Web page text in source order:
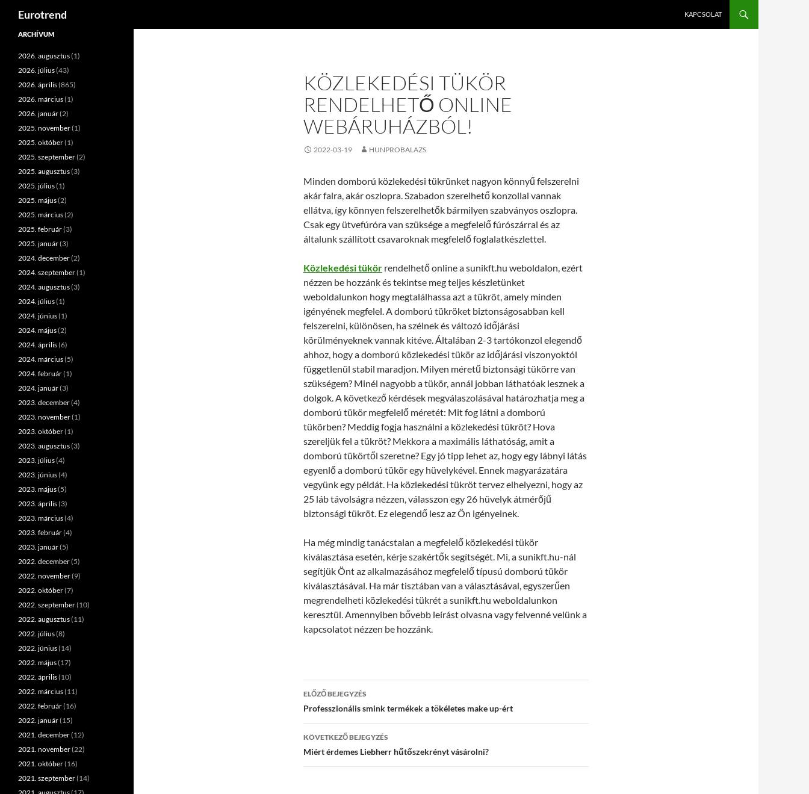
Kilépés
Eurotrend KAPCSOLAT
KÖZLEKEDÉSI TÜKÖR
RENDELHETŐ ONLINE
WEBÁRUHÁZBÓL!
2022-03-19 HUNPROBALAZS
Minden domború közlekedési tükrünket nagyon könnyű felszerelni
akár falra, akár oszlopra. Szabadon szerelhető konzollal vannak
ellátva, így könnyen felszerelhetők bármilyen szabványos oszlopra.
Csak egy ütvefúróra van szüksége a megfelelő fúrószárral és az
általunk szállított csavaroknak megfelelő foglalatkészlettel.
Közlekedési tükör rendelhető online a sunikft.hu weboldalon, ezért
nézzen be hozzánk és tekintse meg teljes készletünket
weboldalunkon hogy megtalálhassa azt a tükröt, amely minden
igényének megfelel. A domború tükröket biztonságosabban kell
felszerelni, különösen, ha szélnek és változó időjárási
körülményeknek vannak kitéve. Általában 2-3 tartókonzol elegendő
ahhoz, hogy a domború közlekedési tükör az időjárási viszonyoktól
függetlenül stabil maradjon. Milyen méretű biztonsági tükörre van
szükségem? Minél nagyobb a tükör, annál jobban láthatóak lesznek a
dolgok. A következő kérdések megválaszolásával határozhatja meg a
domború tükör megfelelő méretét: Mit fog látni a domború
tükörben? Meddig fogja használni a közlekedési tükröt? Hova
szereljük fel a tükröt? Mekkora a maximális láthatóság, amit a
domború tükörtől szeretne? Egy jó tipp lehet az, hogy egy lábnyi látás
egyenlő a domború tükör egy hüvelykével. Ennek magyarázatára
vegyünk egy példát. Ha közlekedési tükröt tervez elhelyezni, hogy az
25 láb távolságra nézzen, válasszon egy 26 hüvelyk átmérőjű
biztonsági tükröt. Ez elegendő lesz az Ön igényeinek.
Ha még mindig tanácstalan a megfelelő közlekedési tükör
kiválasztása esetén, kérje szakértők segítségét. Mi, a sunikft.hu-nál
segítjük Önt az alkalmazásához megfelelő típusú domború tükör
kiválasztásával. Ha már tisztában van a választásával, egyszerűen
megrendelheti közlekedési tükrét a sunikft.hu weboldalunkon
keresztül. Amennyiben bővebb leírást olvasna vagy felvenné velünk a
kapcsolatot nézzen be hozzánk.
Bejegyzés
navigáció
ELŐZŐ BEJEGYZÉS
Professzionális smink termékek a tökéletes make up-ért
KÖVETKEZŐ BEJEGYZÉS
Miért érdemes Liebherr hűtőszekrényt vásárolni?
ARCHÍVUM
2026. augusztus(1)
2026. július(43)
2026. április(865)
2026. március(1)
2026. január(2)
2025. november(1)
2025. október(1)
2025. szeptember(2)
2025. augusztus(3)
2025. július(1)
2025. május(2)
2025. március(2)
2025. február(3)
2025. január(3)
2024. december(2)
2024. szeptember(1)
2024. augusztus(3)
2024. július(1)
2024. június(1)
2024. május(2)
2024. április(6)
2024. március(5)
2024. február(1)
2024. január(3)
2023. december(4)
2023. november(1)
2023. október(1)
2023. augusztus(3)
2023. július(4)
2023. június(4)
2023. május(5)
2023. április(3)
2023. március(4)
2023. február(4)
2023. január(5)
2022. december(5)
2022. november(9)
2022. október(7)
2022. szeptember(10)
2022. augusztus(11)
2022. július(8)
2022. június(14)
2022. május(17)
2022. április(10)
2022. március(11)
2022. február(16)
2022. január(15)
2021. december(12)
2021. november(22)
2021. október(16)
2021. szeptember(14)